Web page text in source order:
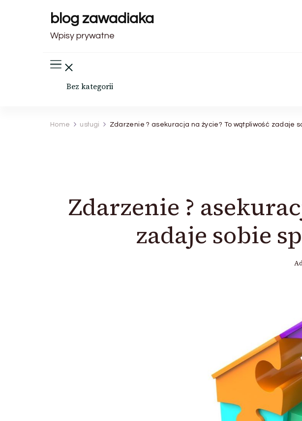
blog zawadiaka
Wpisy prywatne
Bez kategorii
Home usługi Zdarzenie ? asekuracja na życie? To wątpliwość zadaje
Zdarzenie ?
zadaje sobie